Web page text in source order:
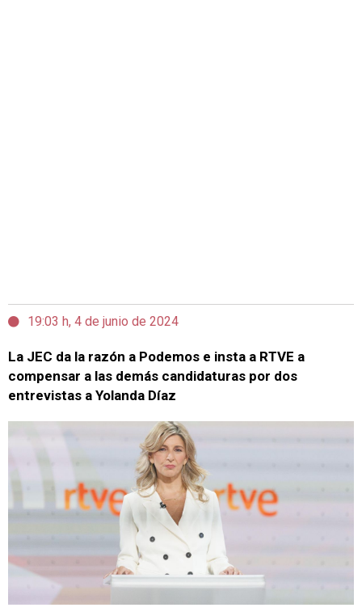
19:03 h, 4 de junio de 2024
La JEC da la razón a Podemos e insta a RTVE a
compensar a las demás candidaturas por dos
entrevistas a Yolanda Díaz